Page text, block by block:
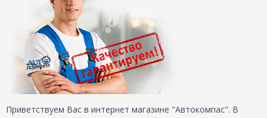
Приветствуем Вас в интернет магазине "Автокомпас". В